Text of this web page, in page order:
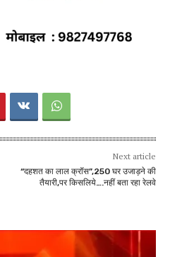
Next article
“दहशत का लाल क्रॉस”,250 घर उजाड़ने की
तैयारी,पर किसलिये….नहीं बता रहा रेलवे